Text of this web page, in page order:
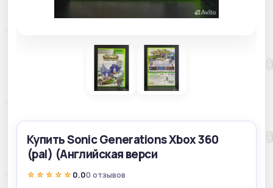
Купить Sonic Generations Xbox 360
(pal) (Английская верси
☆☆☆☆☆ 0.00 отзывов